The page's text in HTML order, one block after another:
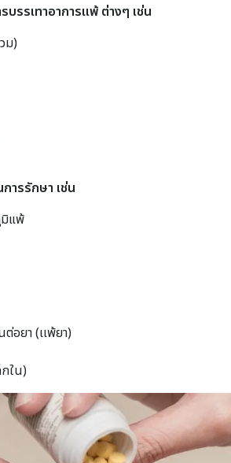
บรรเทาอาการแพ้ ต่างๆ เช่น
ม)
ารรักษา เช่น
แพ้
อยา (เเพ้ยา)
ใน)